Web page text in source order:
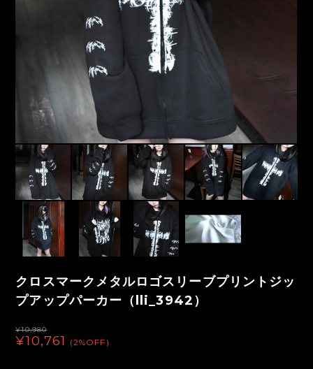
クロスマークメタルロゴスリーブプリントジッ
プアップパーカー（lli_3942）
¥10,980
¥10,761 (2%OFF)